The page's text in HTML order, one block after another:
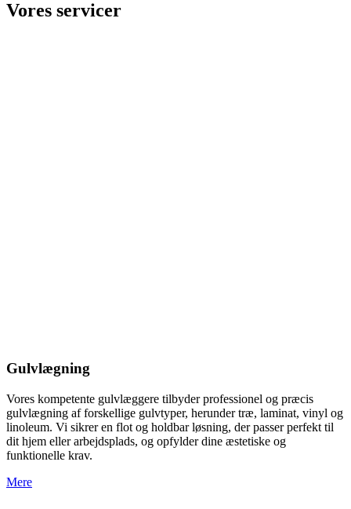
Vores servicer
Gulvlægning
Vores kompetente gulvlæggere tilbyder professionel og præcis
gulvlægning af forskellige gulvtyper, herunder træ, laminat, vinyl og
linoleum. Vi sikrer en flot og holdbar løsning, der passer perfekt til
dit hjem eller arbejdsplads, og opfylder dine æstetiske og
funktionelle krav.
Mere